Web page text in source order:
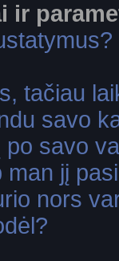
ir
tačiau
savo
savo
jį
nors